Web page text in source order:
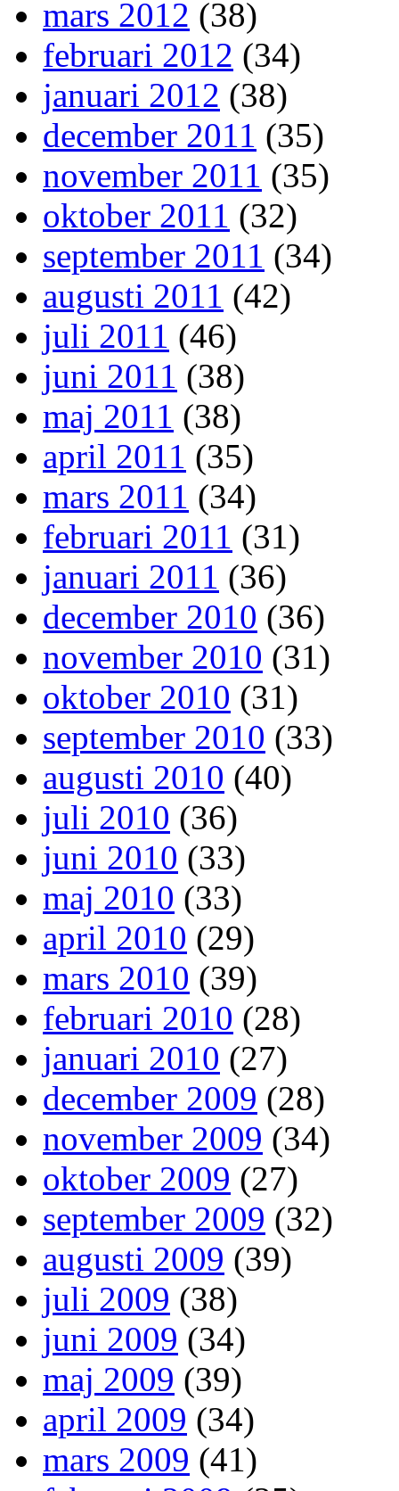
mars 2012 (38)
februari 2012 (34)
januari 2012 (38)
december 2011 (35)
november 2011 (35)
oktober 2011 (32)
september 2011 (34)
augusti 2011 (42)
juli 2011 (46)
juni 2011 (38)
maj 2011 (38)
april 2011 (35)
mars 2011 (34)
februari 2011 (31)
januari 2011 (36)
december 2010 (36)
november 2010 (31)
oktober 2010 (31)
september 2010 (33)
augusti 2010 (40)
juli 2010 (36)
juni 2010 (33)
maj 2010 (33)
april 2010 (29)
mars 2010 (39)
februari 2010 (28)
januari 2010 (27)
december 2009 (28)
november 2009 (34)
oktober 2009 (27)
september 2009 (32)
augusti 2009 (39)
juli 2009 (38)
juni 2009 (34)
maj 2009 (39)
april 2009 (34)
mars 2009 (41)